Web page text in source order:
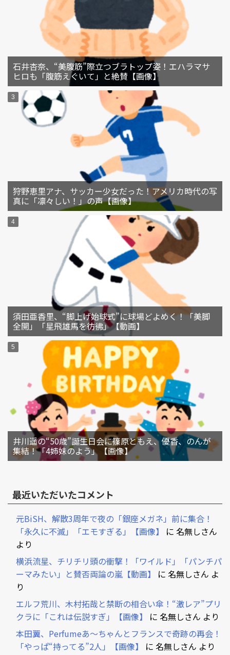
石井杏奈、“美腹筋”際立つブラトップ姿！エハラマサ
ヒロも「腹筋えぐいて」と絶賛【画像】
狩野恵里アナ、サッカー少女だった！アメリカ時代の写
真に「凛々しい！」の声【画像】
須田亜香里、“脚上げ始球式”に球場どよめく！「美脚
全開」「星飛雄馬を彷彿」【動画】
井川遥の“50歳”誕生日会に篠原ともえ、優香、のんが
集結！「4姉妹のよう」【画像】
最近いただいたコメント
元BiSH、解散3周年で夜の「銀座メガネ」前に集合！
「永久に不滅」「エモすぎる」【画像】
に 名無しさん
より
横浜流星、チリチリ頭の衝撃！「ワイルド」「パンチパ
ーマみたい」と賛否両論の嵐【動画】
に 名無しさん よ
り
エルフ荒川、木村拓哉と禁断の相合い傘！“激レア”プリ
クラに「これは伝説すぎ」【画像】
に 名無しさん より
本田翼、Perfumeあ～ちゃんとフランスで奇跡の再会！
「やっぱ“持ってる”2人」【画像】
に 名無しさん より